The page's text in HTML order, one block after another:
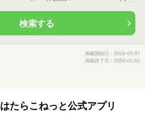
検索する
掲載開始日：2026-05-07
掲載終了日：2050-01-01
はたらこねっと公式アプリ